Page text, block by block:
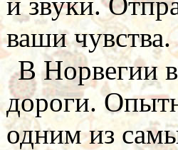
ваши чувства.
В Норвегии
дороги.
одним из